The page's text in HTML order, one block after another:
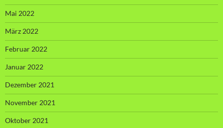
Mai 2022
März 2022
Februar 2022
Januar 2022
Dezember 2021
November 2021
Oktober 2021